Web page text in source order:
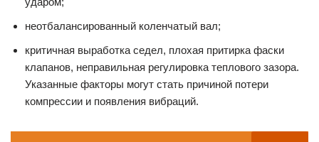
неотбалансированный коленчатый вал;
критичная выработка седел, плохая притирка фаски
клапанов, неправильная регулировка теплового зазора.
Указанные факторы могут стать причиной потери
компрессии и появления вибраций.